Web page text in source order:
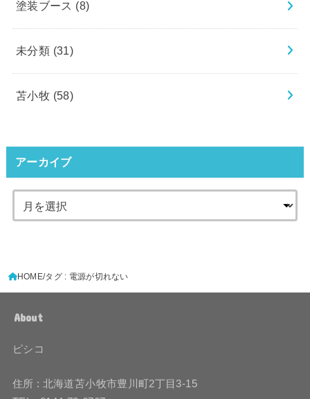
塗装ブース (8)
未分類 (31)
苫小牧 (58)
アーカイブ
HOME タグ : 電源が切れない
About
ピシコ
住所 : 北海道苫小牧市豊川町2丁目3-15